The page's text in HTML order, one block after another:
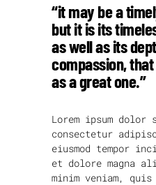
“it may be a
but it is its
as well as its
compassion,
as a great one.”
Lorem ipsum dolor
consectetur
eiusmod tempor
et dolore magna
minim veniam,